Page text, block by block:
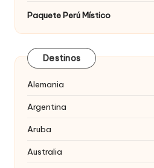
Paquete Perú Místico
Destinos
Alemania
Argentina
Aruba
Australia